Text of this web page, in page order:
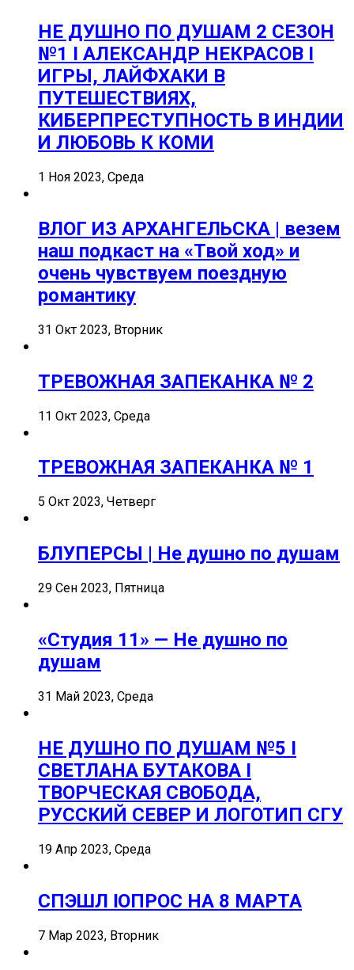
НЕ ДУШНО ПО ДУШАМ 2 СЕЗОН
№1 I АЛЕКСАНДР НЕКРАСОВ I
ИГРЫ, ЛАЙФХАКИ В
ПУТЕШЕСТВИЯХ,
КИБЕРПРЕСТУПНОСТЬ В ИНДИИ
И ЛЮБОВЬ К КОМИ
1 Ноя 2023, Среда
ВЛОГ ИЗ АРХАНГЕЛЬСКА | везем
наш подкаст на «Твой ход» и
очень чувствуем поездную
романтику
31 Окт 2023, Вторник
ТРЕВОЖНАЯ ЗАПЕКАНКА № 2
11 Окт 2023, Среда
ТРЕВОЖНАЯ ЗАПЕКАНКА № 1
5 Окт 2023, Четверг
БЛУПЕРСЫ | Не душно по душам
29 Сен 2023, Пятница
«Студия 11» — Не душно по
душам
31 Май 2023, Среда
НЕ ДУШНО ПО ДУШАМ №5 I
СВЕТЛАНА БУТАКОВА I
ТВОРЧЕСКАЯ СВОБОДА,
РУССКИЙ СЕВЕР И ЛОГОТИП СГУ
19 Апр 2023, Среда
СПЭШЛ ӏ ОПРОС НА 8 МАРТА
7 Мар 2023, Вторник